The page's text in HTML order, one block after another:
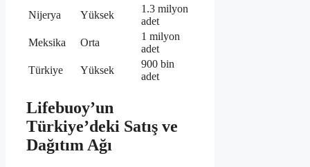
Nijerya
Yüksek
1.3 milyon
adet
Meksika
Orta
1 milyon
adet
Türkiye
Yüksek
900 bin
adet
Lifebuoy’un
Türkiye’deki Satış ve
Dağıtım Ağı